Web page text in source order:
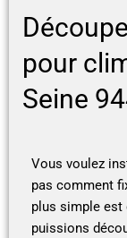
pour
Seine
Vous voulez
pas comment
plus simple est
puissions